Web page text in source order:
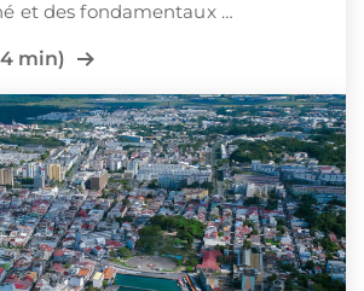
et des fondamentaux …
min)